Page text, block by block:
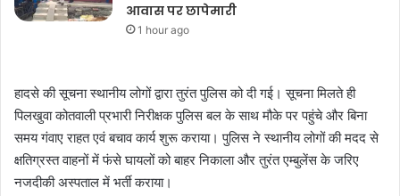
आवास पर छापेमारी
1 hour ago
हादसे की सूचना स्थानीय लोगों द्वारा तुरंत पुलिस को दी गई। सूचना मिलते ही
पिलखुवा कोतवाली प्रभारी निरीक्षक पुलिस बल के साथ मौके पर पहुंचे और बिना
समय गंवाए राहत एवं बचाव कार्य शुरू कराया। पुलिस ने स्थानीय लोगों की मदद से
क्षतिग्रस्त वाहनों में फंसे घायलों को बाहर निकाला और तुरंत एम्बुलेंस के जरिए
नजदीकी अस्पताल में भर्ती कराया।